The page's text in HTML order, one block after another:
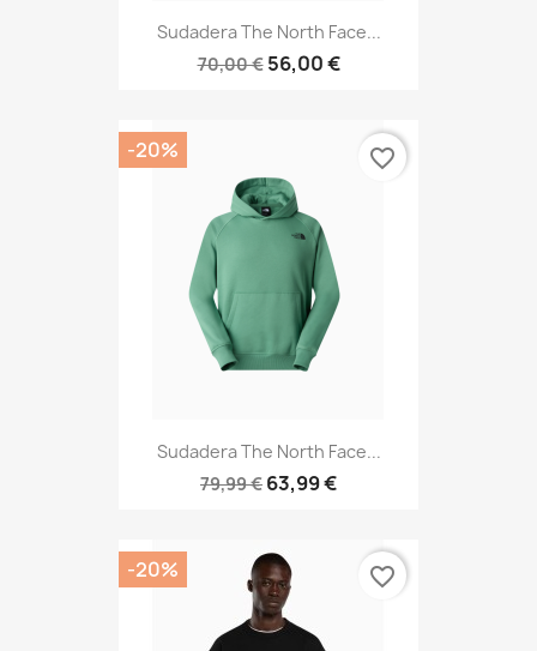
Sudadera The North Face...
70,00 € 56,00 €
Sudadera The North Face...
79,99 € 63,99 €
-20% favorite_border
-20% favorite_border